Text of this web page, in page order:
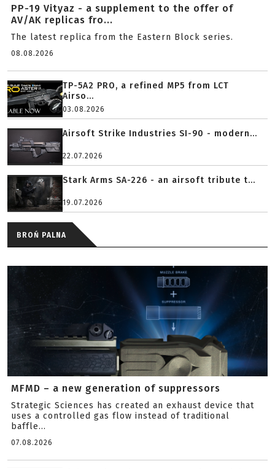
PP-19 Vityaz - a supplement to the offer of
AV/AK replicas fro...
The latest replica from the Eastern Block series.
08.08.2026
TP-5A2 PRO, a refined MP5 from LCT
Airso...
03.08.2026
Airsoft Strike Industries SI-90 - modern...
22.07.2026
Stark Arms SA-226 - an airsoft tribute t...
19.07.2026
BROŃ PALNA
MFMD – a new generation of suppressors
Strategic Sciences has created an exhaust device that
uses a controlled gas flow instead of traditional
baffle...
07.08.2026